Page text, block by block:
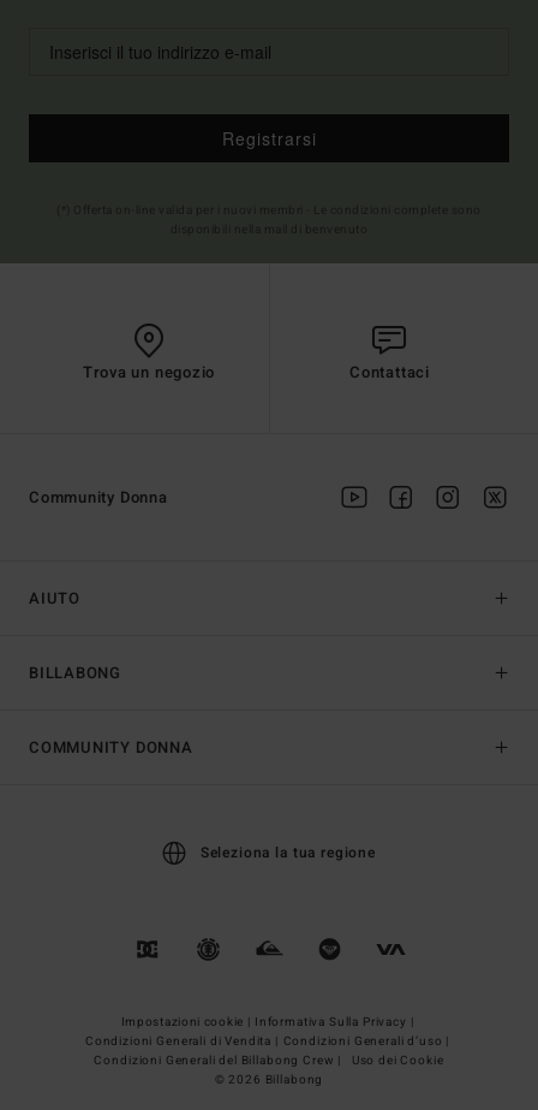
Registrarsi
Trova un negozio Contattaci
AIUTO
BILLABONG
Community Donna
COMMUNITY DONNA
Seleziona la tua regione
Impostazioni cookie | Informativa Sulla Privacy |
Condizioni Generali di Vendita | Condizioni Generali d’uso |
Condizioni Generali del Billabong Crew |
Uso dei Cookie
© 2026 Billabong